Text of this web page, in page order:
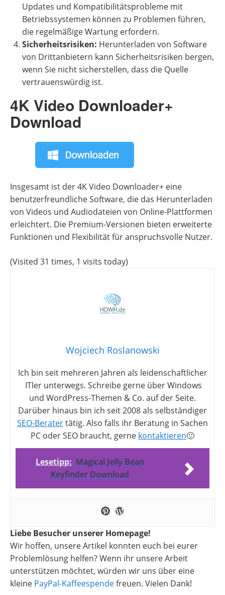
Updates und Kompatibilitätsprobleme mit
Betriebssystemen können zu Problemen führen,
die regelmäßige Wartung erfordern.
Sicherheitsrisiken: Herunterladen von Software
von Drittanbietern kann Sicherheitsrisiken bergen,
wenn Sie nicht sicherstellen, dass die Quelle
vertrauenswürdig ist.
4K Video Downloader+
Download
Insgesamt ist der 4K Video Downloader+ eine
benutzerfreundliche Software, die das Herunterladen
von Videos und Audiodateien von Online-Plattformen
erleichtert. Die Premium-Versionen bieten erweiterte
Funktionen und Flexibilität für anspruchsvolle Nutzer.
(Visited 31 times, 1 visits today)
Wojciech Roslanowski
Ich bin seit mehreren Jahren als leidenschaftlicher
ITler unterwegs. Schreibe gerne über Windows
und WordPress-Themen & Co. auf der Seite.
Darüber hinaus bin ich seit 2008 als selbständiger
SEO-Beratertätig. Also falls ihr Beratung in Sachen
PC oder SEO braucht, gerne kontaktieren🙂
Lesetipp: Magical Jelly Bean
Keyfinder Download
Liebe Besucher unserer Homepage!
Wir hoffen, unsere Artikel konnten euch bei eurer
Problemlösung helfen? Wenn ihr unsere Arbeit
unterstützen möchtet, würden wir uns über eine
kleine PayPal-Kaffeespendefreuen. Vielen Dank!